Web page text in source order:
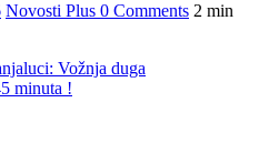
Novosti Plus 0 Comments 2 min